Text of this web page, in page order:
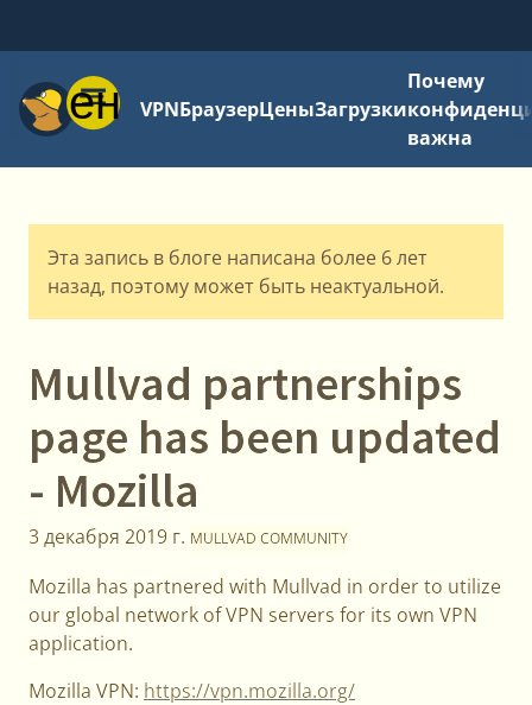
МенюVPNБраузерЦеныЗагрузки
Почему
важна
Эта запись в блоге написана более 6 лет
назад, поэтому может быть неактуальной.
Mullvad partnerships
page has been updated
- Mozilla
3 декабря 2019 г. MULLVAD COMMUNITY
Mozilla has partnered with Mullvad in order to utilize
our global network of VPN servers for its own VPN
application.
Mozilla VPN: https://vpn.mozilla.org/